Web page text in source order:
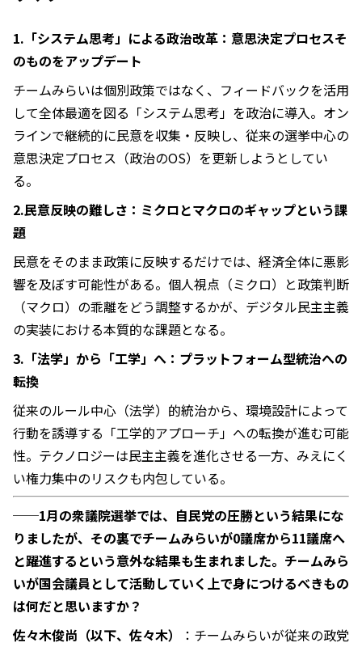
1.「システム思考」による政治改革：意思決定プロセスそ
のものをアップデート
チームみらいは個別政策ではなく、フィードバックを活用
して全体最適を図る「システム思考」を政治に導入。オン
ラインで継続的に民意を収集・反映し、従来の選挙中心の
意思決定プロセス（政治のOS）を更新しようとしてい
る。
2.民意反映の難しさ：ミクロとマクロのギャップという課
題
民意をそのまま政策に反映するだけでは、経済全体に悪影
響を及ぼす可能性がある。個人視点（ミクロ）と政策判断
（マクロ）の乖離をどう調整するかが、デジタル民主主義
の実装における本質的な課題となる。
3.「法学」から「工学」へ：プラットフォーム型統治への
転換
従来のルール中心（法学）的統治から、環境設計によって
行動を誘導する「工学的アプローチ」への転換が進む可能
性。テクノロジーは民主主義を進化させる一方、みえにく
い権力集中のリスクも内包している。
──1月の衆議院選挙では、自民党の圧勝という結果にな
りましたが、その裏でチームみらいが0議席から11議席へ
と躍進するという意外な結果も生まれました。チームみら
いが国会議員として活動していく上で身につけるべきもの
は何だと思いますか？
佐々木俊尚（以下、佐々木）
：チームみらいが従来の政党